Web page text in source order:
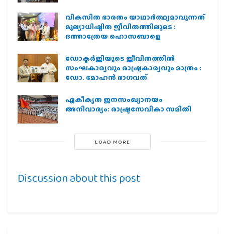
വികസിത ഭാരതം യാഥാർത്ഥ്യമാവുന്നത്
മൂല്യാധിഷ്ഠിത ജീവിതത്തിലൂടെ :
ദത്താത്രേയ ഹൊസബാളെ
ഡോക്ടർജിയുടെ ജീവിതത്തിൽ
സംഘകാര്യവും രാഷ്ട്രകാര്യവും മാത്രം :
ഡോ. മോഹൻ ഭാഗവത്
ഏകീകൃത ജനസംഖ്യാനയം
അനിവാര്യം: രാഷ്ട്രസേവികാ സമിതി
LOAD MORE
Discussion about this post